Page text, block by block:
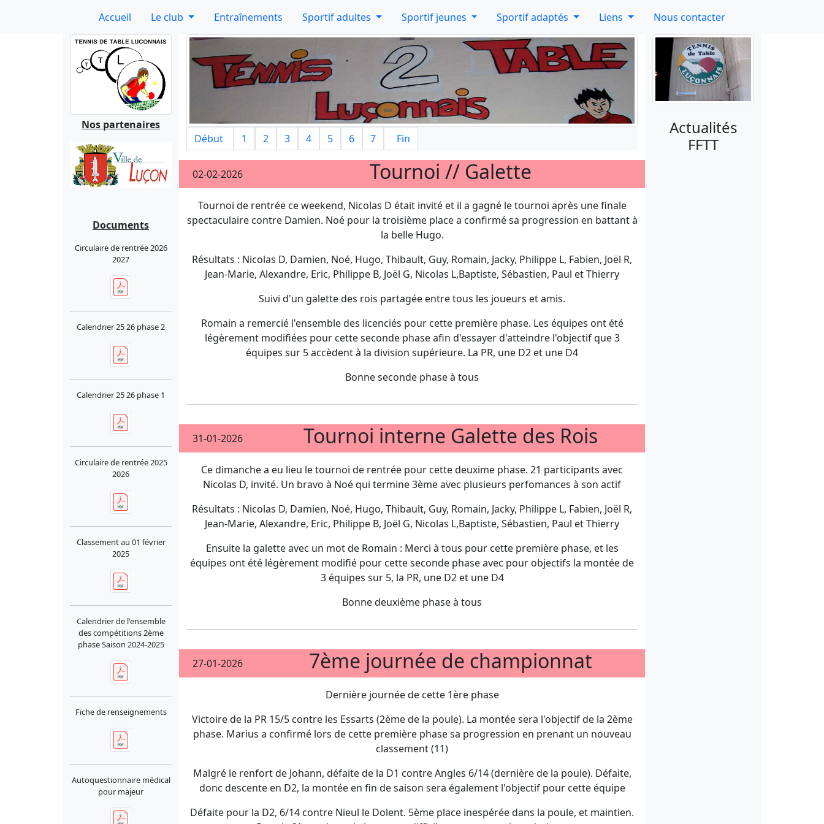
Accueil Le club Entraînements Sportif adultes Sportif jeunes Sportif adaptés Liens Nous contacter
Nos partenaires
Documents
Circulaire de rentrée 2026
2027
Calendrier 25 26 phase 2
Calendrier 25 26 phase 1
Circulaire de rentrée 2025
2026
Classement au 01 février
2025
Calendrier de l'ensemble
des compétitions 2ème
phase Saison 2024-2025
Fiche de renseignements
Autoquestionnaire médical
pour majeur
Début 1 2 3 4 5 6 7 Fin
02-02-2026 Tournoi // Galette
Tournoi de rentrée ce weekend, Nicolas D était invité et il a gagné le tournoi après une finale
spectaculaire contre Damien. Noé pour la troisième place a confirmé sa progression en battant à
la belle Hugo.
Résultats : Nicolas D, Damien, Noé, Hugo, Thibault, Guy, Romain, Jacky, Philippe L, Fabien, Joël R,
Jean-Marie, Alexandre, Eric, Philippe B, Joël G, Nicolas L,Baptiste, Sébastien, Paul et Thierry
Suivi d'un galette des rois partagée entre tous les joueurs et amis.
Romain a remercié l'ensemble des licenciés pour cette première phase. Les équipes ont été
légèrement modifiées pour cette seconde phase afin d'essayer d'atteindre l'objectif que 3
équipes sur 5 accèdent à la division supérieure. La PR, une D2 et une D4
Bonne seconde phase à tous
31-01-2026 Tournoi interne Galette des Rois
Ce dimanche a eu lieu le tournoi de rentrée pour cette deuxime phase. 21 participants avec
Nicolas D, invité. Un bravo à Noé qui termine 3ème avec plusieurs perfomances à son actif
Résultats : Nicolas D, Damien, Noé, Hugo, Thibault, Guy, Romain, Jacky, Philippe L, Fabien, Joël R,
Jean-Marie, Alexandre, Eric, Philippe B, Joël G, Nicolas L,Baptiste, Sébastien, Paul et Thierry
Ensuite la galette avec un mot de Romain : Merci à tous pour cette première phase, et les
équipes ont été légèrement modifié pour cette seconde phase avec pour objectifs la montée de
3 équipes sur 5, la PR, une D2 et une D4
Bonne deuxième phase à tous
27-01-2026 7ème journée de championnat
Dernière journée de cette 1ère phase
Victoire de la PR 15/5 contre les Essarts (2ème de la poule). La montée sera l'objectif de la 2ème
phase. Marius a confirmé lors de cette première phase sa progression en prenant un nouveau
classement (11)
Malgré le renfort de Johann, défaite de la D1 contre Angles 6/14 (dernière de la poule). Défaite,
donc descente en D2, la montée en fin de saison sera également l'objectif pour cette équipe
Défaite pour la D2, 6/14 contre Nieul le Dolent. 5ème place inespérée dans la poule, et maintien.
Actualités
FFTT